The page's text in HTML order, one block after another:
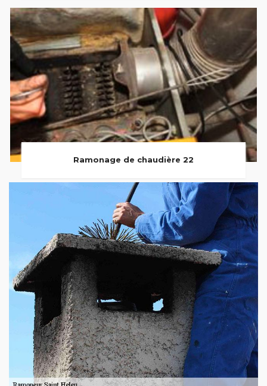
Ramonage de chaudière 22